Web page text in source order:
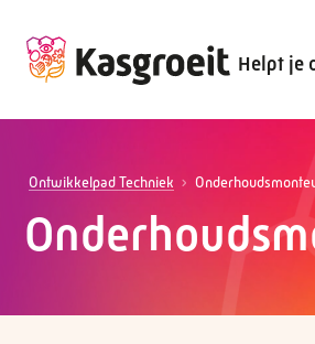
Helpt je
Ontwikkelpad Techniek